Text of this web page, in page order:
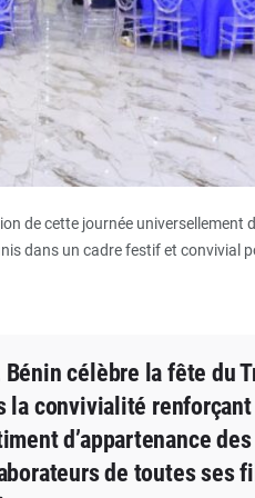
de cette journée universellement
dans un cadre festif et convivial
Bénin célèbre la fête du
la convivialité
d’appartenance des
de toutes ses